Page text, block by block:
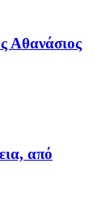
Αθανάσιος
από